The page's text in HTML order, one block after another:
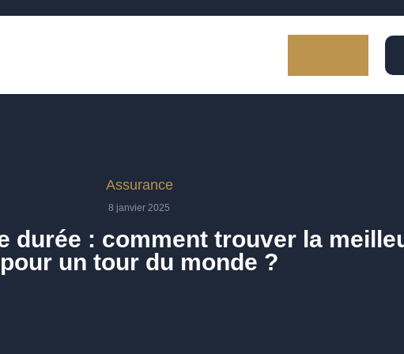
Assurance
8 janvier 2025
durée : comment trouver la
pour un tour du monde ?